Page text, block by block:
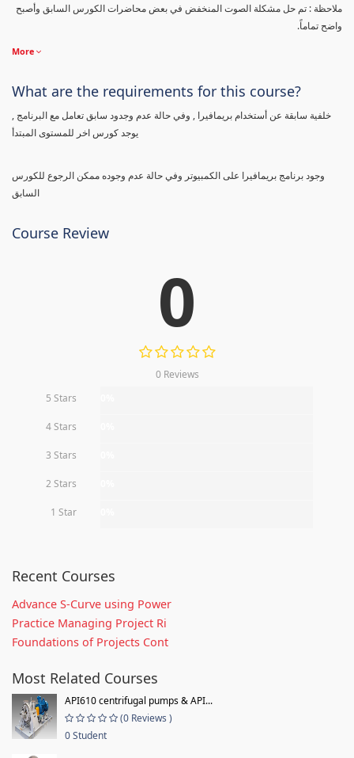
ملاحظة : تم حل مشكلة الصوت المنخفض في بعض محاضرات الكورس السابق وأصبح
واضح تماماً.
More
What are the requirements for this course?
خلفية سابقة عن أستخدام بريمافيرا , وفي حالة عدم وجدود سابق تعامل مع البرنامج ,
يوجد كورس اخر للمستوى المبتدأ
وجود برنامج بريمافيرا على الكمبيوتر وفي حالة عدم وجوده ممكن الرجوع للكورس
السابق
Course Review
0
0 Reviews
5 Stars
4 Stars
3 Stars
2 Stars
1 Star
Recent Courses
Advance S-Curve using Power
Practice Managing Project Ri
Foundations of Projects Cont
Most Related Courses
API610 centrifugal pumps & API...
(0 Reviews )
0 Student